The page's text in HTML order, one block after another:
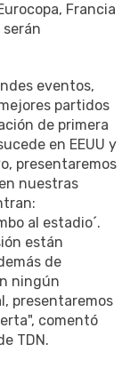
Francia
eventos,
partidos
de primera
en EEUU y
presentaremos
nuestras
al estadio´.
están
de
ningún
presentaremos
comentó
TDN.